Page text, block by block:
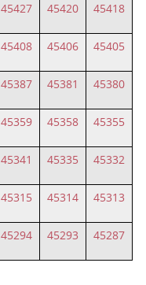
45427 45420 45418
45408 45406 45405
45387 45381 45380
45359 45358 45355
45341 45335 45332
45315 45314 45313
45294 45293 45287